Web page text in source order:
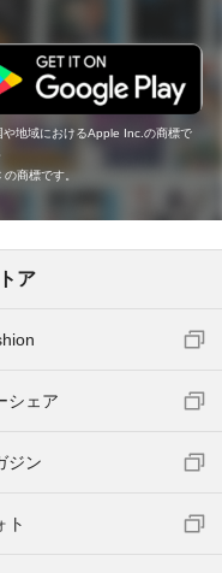
地域におけるApple Inc.の商標で
商標です。
ア
シェア
ジン
ト